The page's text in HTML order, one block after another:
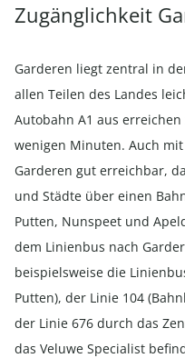
Zugänglichkeit
Garderen liegt zentral in
allen Teilen des Landes
Autobahn A1 aus
wenigen Minuten. Auch
Garderen gut erreichbar,
und Städte über einen
Putten, Nunspeet und
dem Linienbus nach
beispielsweise die
Putten), der Linie 104
der Linie 676 durch das
das Veluwe Specialist